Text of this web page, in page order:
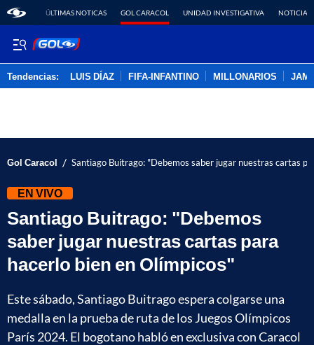
ÚLTIMAS NOTICAS GOL CARACOL UNIDAD INVESTIGATIVA NOTICIAS
Tendencias: LUIS DÍAZ FIFA-INFANTINO MILLONARIOS
Gol Caracol / Santiago Buitrago: "Debemos saber jugar nuestras cartas
EN VIVO
Santiago Buitrago: "Debemos
saber jugar nuestras cartas para
hacerlo bien en Olímpicos"
Este sábado, Santiago Buitrago espera colgarse una
medalla en la prueba de ruta de los Juegos Olímpicos
París 2024. El bogotano habló en exclusiva con Caracol